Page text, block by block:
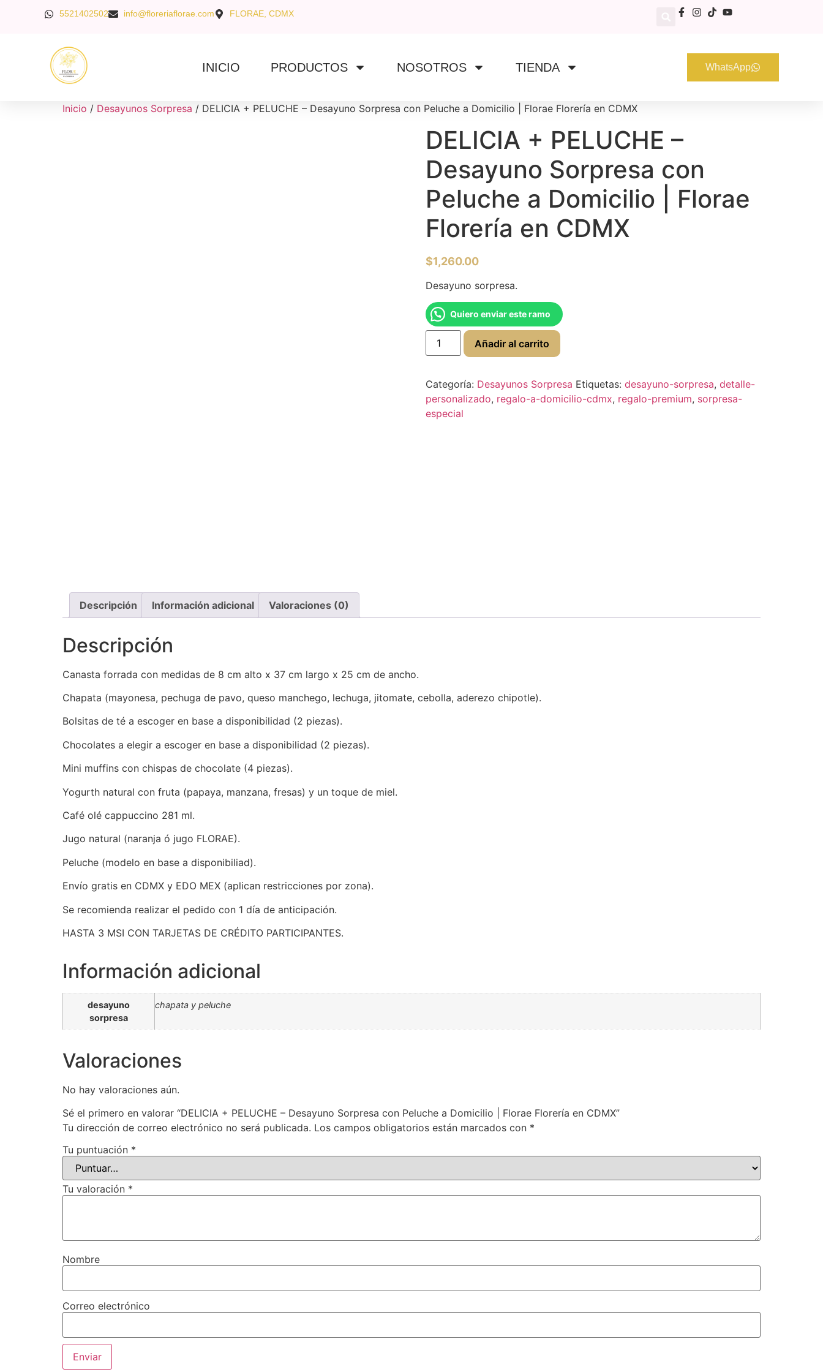
5521402502 info@floreriaflorae.com FLORAE, CDMX
INICIO PRODUCTOS NOSOTROS TIENDA WhatsApp
Inicio / Desayunos Sorpresa / DELICIA + PELUCHE – Desayuno Sorpresa con Peluche a Domicilio | Florae Florería en CDMX
DELICIA + PELUCHE –
Desayuno Sorpresa con
Peluche a Domicilio | Florae
Florería en CDMX
$1,260.00
Desayuno sorpresa.
Quiero enviar este ramo
Añadir al carrito
Categoría: Desayunos Sorpresa Etiquetas: desayuno-sorpresa, detalle-
personalizado, regalo-a-domicilio-cdmx, regalo-premium, sorpresa-
especial
Descripción Información adicional Valoraciones (0)
Descripción
Canasta forrada con medidas de 8 cm alto x 37 cm largo x 25 cm de ancho.
Chapata (mayonesa, pechuga de pavo, queso manchego, lechuga, jitomate, cebolla, aderezo chipotle).
Bolsitas de té a escoger en base a disponibilidad (2 piezas).
Chocolates a elegir a escoger en base a disponibilidad (2 piezas).
Mini muffins con chispas de chocolate (4 piezas).
Yogurth natural con fruta (papaya, manzana, fresas) y un toque de miel.
Café olé cappuccino 281 ml.
Jugo natural (naranja ó jugo FLORAE).
Peluche (modelo en base a disponibiliad).
Envío gratis en CDMX y EDO MEX (aplican restricciones por zona).
Se recomienda realizar el pedido con 1 día de anticipación.
HASTA 3 MSI CON TARJETAS DE CRÉDITO PARTICIPANTES.
Información adicional
desayuno
sorpresa
chapata y peluche
Valoraciones
No hay valoraciones aún.
Sé el primero en valorar “DELICIA + PELUCHE – Desayuno Sorpresa con Peluche a Domicilio | Florae Florería en CDMX”
Tu dirección de correo electrónico no será publicada. Los campos obligatorios están marcados con *
Tu puntuación *
Tu valoración *
Nombre
Correo electrónico